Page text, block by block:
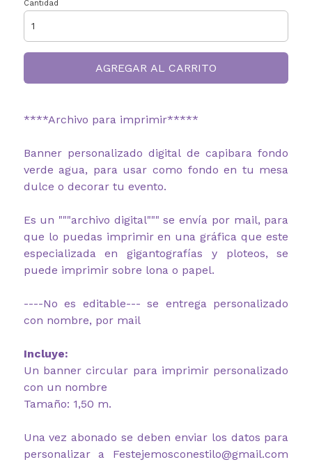
Cantidad
AGREGAR AL CARRITO
****Archivo para imprimir*****
Banner personalizado digital de capibara fondo
verde agua, para usar como fondo en tu mesa
dulce o decorar tu evento.
Es un """archivo digital""" se envía por mail, para
que lo puedas imprimir en una gráfica que este
especializada en gigantografías y ploteos, se
puede imprimir sobre lona o papel.
----No es editable--- se entrega personalizado
con nombre, por mail
Incluye:
Un banner circular para imprimir personalizado
con un nombre
Tamaño: 1,50 m.
Una vez abonado se deben enviar los datos para
personalizar a Festejemosconestilo@gmail.com